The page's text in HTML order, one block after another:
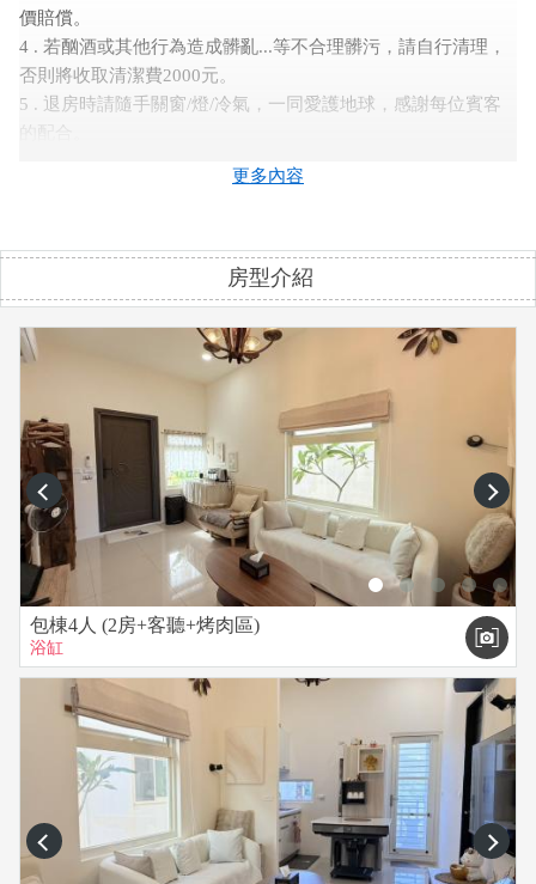
價賠償。
4 . 若酗酒或其他行為造成髒亂...等不合理髒污，請自行清理，
否則將收取清潔費2000元。
5 . 退房時請隨手關窗/燈/冷氣，一同愛護地球，感謝每位賓客
1 . 入住時間為當天下午3：00後，退房時間為早上11：00之
2 . 訂金為房價總額的30%，連續假期訂金需為房價50%。
3 . 完成訂金匯款後，提供帳號後五碼、全名及聯絡電話，即完
成訂房程序。
一、旅客於預定住宿日14日前取消者， 得請求民宿退還已
付訂金100%。
二、旅客於預定住宿日10至13日前取消者，得請求民宿退還已
付訂金 70%。
三、旅客於預定住宿日７至９日前取消者，得請求民宿退還已
付訂金 50%。
四、旅客於預定住宿日４至６日前取消者，得請求民宿退還已
付訂金 40%。
五、旅客於預定住宿日２至３日前取消者，得請求民宿退還已
付訂金 30%。
六、旅客於預定住宿日１日前取消者， 得請求民宿退還已
付訂金 20%。
七、旅客於預定住宿日當日取消或怠於通知者，民宿得不退還
旅客已付全部訂金。
更多內容
房型介紹
prev next
包棟4人 (2房+客聽+烤肉區)
浴缸
prev next